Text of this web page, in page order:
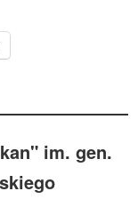
im. gen.